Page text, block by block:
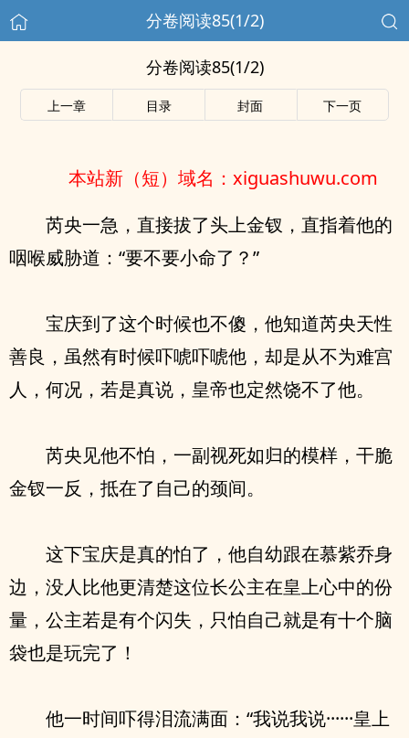
分卷阅读85(1/2)
分卷阅读85(1/2)
上一章 目录 封面 下一页
本站新（短）域名：xiguashuwu.com
芮央一急，直接拔了头上金钗，直指着他的
咽喉威胁道：“要不要小命了？”
宝庆到了这个时候也不傻，他知道芮央天性
善良，虽然有时候吓唬吓唬他，却是从不为难宫
人，何况，若是真说，皇帝也定然饶不了他。
芮央见他不怕，一副视死如归的模样，干脆
金钗一反，抵在了自己的颈间。
这下宝庆是真的怕了，他自幼跟在慕紫乔身
边，没人比他更清楚这位长公主在皇上心中的份
量，公主若是有个闪失，只怕自己就是有十个脑
袋也是玩完了！
他一时间吓得泪流满面：“我说我说······皇上